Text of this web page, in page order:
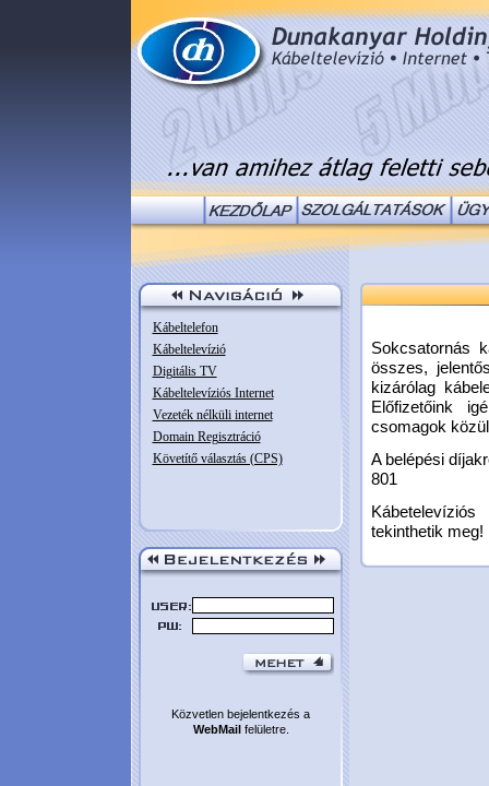
Kábeltelefon
Kábeltelevízió
Digitális TV
Kábeltelevíziós Internet
Vezeték nélküli internet
Domain Regisztráció
Követítő választás (CPS)
Közvetlen bejelentkezés a
WebMailfelületre.
Sokcsatornás
összes,
kizárólag
Előfizetőink
csomagok
A belépési
801
tekinthetik meg!